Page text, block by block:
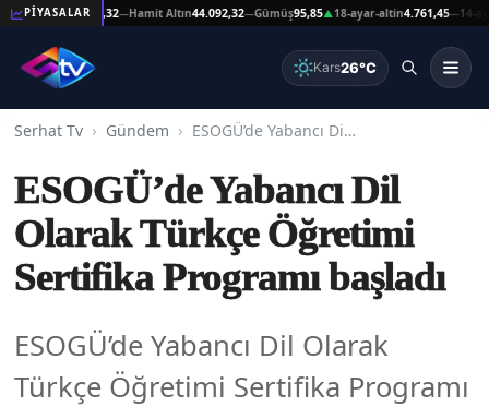
PİYASALAR
Altın44.092,32— Hamit Altın44.092,32—Gümüş95,85▲18-ayar-altin4.761,45—14-ayar-
Kars26°C
Serhat Tv Gündem ESOGÜ’de Yabancı Dil Olarak Türkçe Öğretimi Sertifika Programı başladı
ESOGÜ’de Yabancı Dil
Olarak Türkçe Öğretimi
Sertifika Programı başladı
ESOGÜ’de Yabancı Dil Olarak
Türkçe Öğretimi Sertifika Programı